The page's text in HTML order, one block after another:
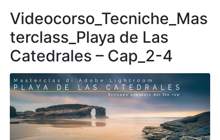
Videocorso_Tecniche_Mas
terclass_Playa de Las
Catedrales – Cap_2-4